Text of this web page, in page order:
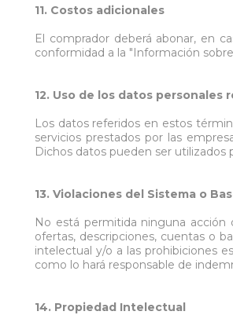
11. Costos adicionales
El comprador deberá abonar, en
conformidad a la "Información
12. Uso de los datos personales
Los datos referidos en estos
servicios prestados por las
Dichos datos pueden ser utilizados
13. Violaciones del Sistema o
No está permitida ninguna
ofertas, descripciones, cuentas o
intelectual y/o a las prohibiciones
como lo hará responsable de
14. Propiedad Intelectual